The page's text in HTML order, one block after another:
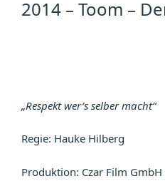
2014 – Toom –
„Respekt wer’s selber macht“
Regie: Hauke Hilberg
Produktion: Czar Film GmbH